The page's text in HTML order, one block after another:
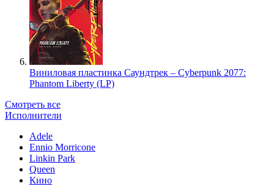
Виниловая пластинка Саундтрек – Cyberpunk 2077:
Phantom Liberty (LP)
Смотреть все
Исполнители
Adele
Ennio Morricone
Linkin Park
Queen
Кино